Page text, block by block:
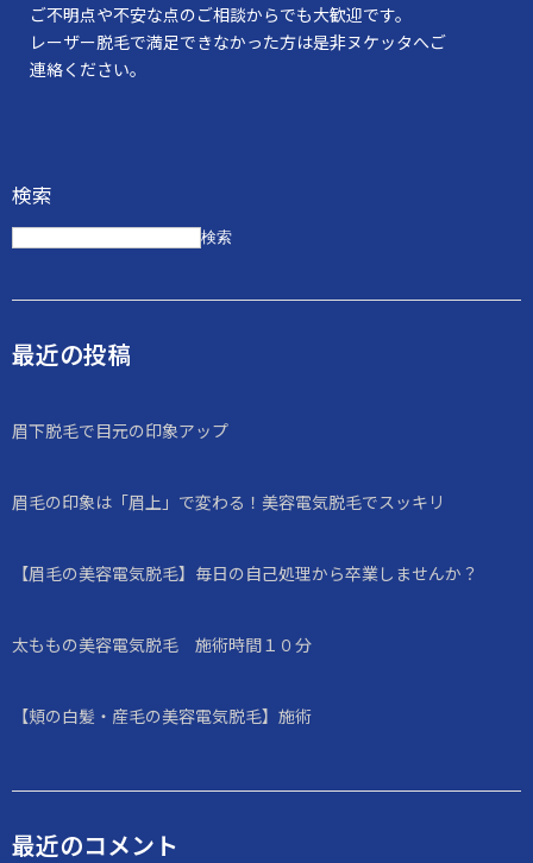
ご不明点や不安な点のご相談からでも大歓迎です。
レーザー脱毛で満足できなかった方は是非ヌケッタへご
連絡ください。
検索
検索
最近の投稿
眉下脱毛で目元の印象アップ
眉毛の印象は「眉上」で変わる！美容電気脱毛でスッキリ
【眉毛の美容電気脱毛】毎日の自己処理から卒業しませんか？
太ももの美容電気脱毛 施術時間１０分
【頬の白髪・産毛の美容電気脱毛】施術
最近のコメント